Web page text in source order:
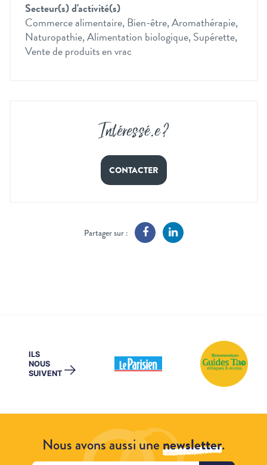
Secteur(s) d'activité(s)
Commerce alimentaire, Bien-être, Aromathérapie,
Naturopathie, Alimentation biologique, Supérette,
Vente de produits en vrac
Intéressé.e ?
CONTACTER
Partager sur :
ILS
NOUS
SUIVENT →
Nous avons aussi unenewsletter.